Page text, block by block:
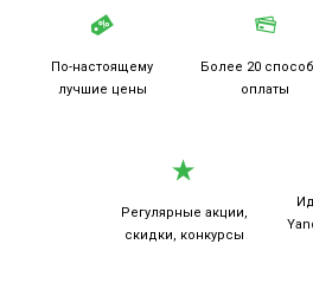
По-настоящему
лучшие цены
Более 20
оплаты
Регулярные акции,
скидки, конкурсы